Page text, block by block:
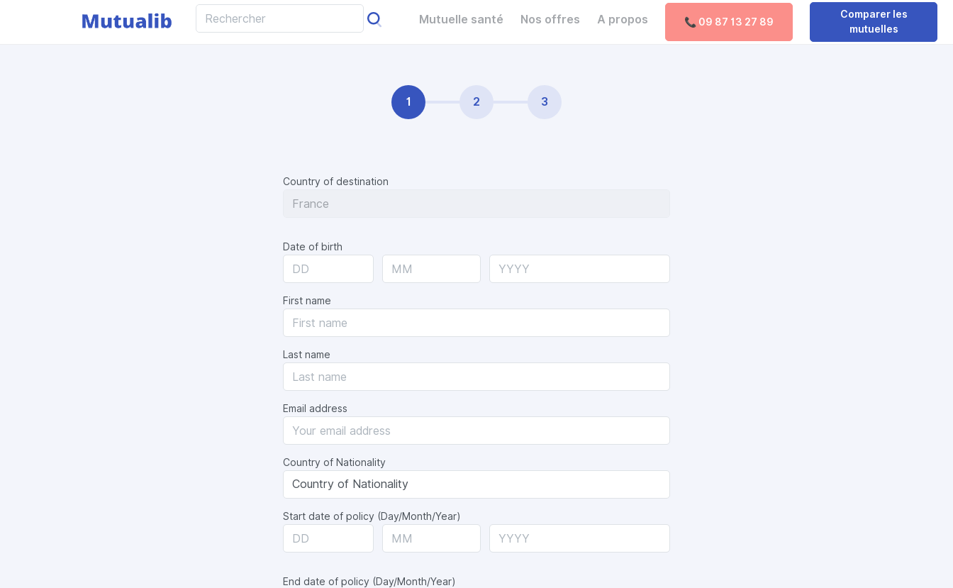
Mutuelle santé Nos offres A propos 📞 09 87 13 27 89
Comparer les
mutuelles
Comparer les mutuelles
1 2 3
Country of destination
Date of birth
First name
Last name
Email address
Country of Nationality
Start date of policy (Day/Month/Year)
End date of policy (Day/Month/Year)